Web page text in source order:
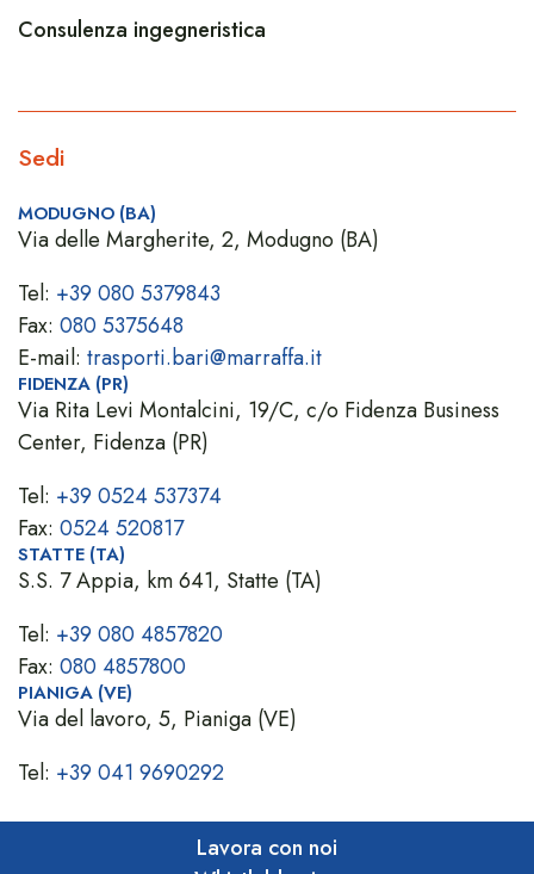
Consulenza ingegneristica
Sedi
MODUGNO (BA)
Via delle Margherite, 2, Modugno (BA)
Tel: +39 080 5379843
Fax: 080 5375648
E-mail: trasporti.bari@marraffa.it
FIDENZA (PR)
Via Rita Levi Montalcini, 19/C, c/o Fidenza Business
Center, Fidenza (PR)
Tel: +39 0524 537374
Fax: 0524 520817
STATTE (TA)
S.S. 7 Appia, km 641, Statte (TA)
Tel: +39 080 4857820
Fax: 080 4857800
PIANIGA (VE)
Via del lavoro, 5, Pianiga (VE)
Tel: +39 041 9690292
Lavora con noi